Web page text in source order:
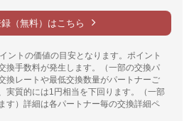
（無料）はこちら
ントの価値の目安となります。ポイント
換手数料が発生します。（一部の交換パ
換レートや最低交換数量がパートナーご
実質的には1円相当を下回ります。（一部
す）詳細は各パートナー毎の交換詳細ペ